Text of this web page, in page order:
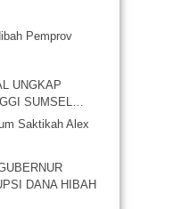
Pemprov
UNGKAP
SUMSEL…
Saktikah Alex
DANA HIBAH